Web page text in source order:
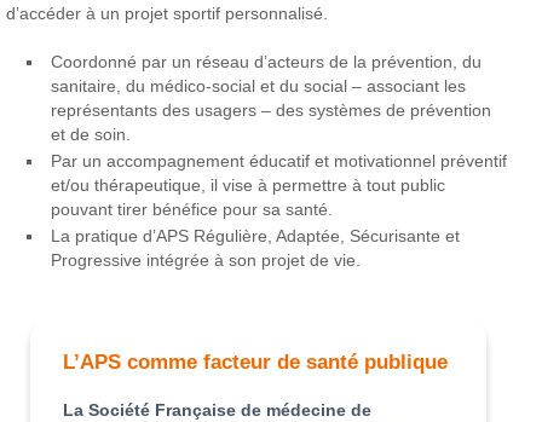
d’accéder à un projet sportif personnalisé.
Coordonné par un réseau d’acteurs de la prévention, du
sanitaire, du médico-social et du social – associant les
représentants des usagers – des systèmes de prévention
et de soin.
Par un accompagnement éducatif et motivationnel préventif
et/ou thérapeutique, il vise à permettre à tout public
pouvant tirer bénéfice pour sa santé.
La pratique d’APS Régulière, Adaptée, Sécurisante et
Progressive intégrée à son projet de vie.
L’APS comme facteur de santé publique
La Société Française de médecine de